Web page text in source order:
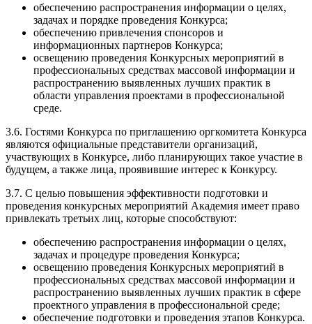
обеспечению распространения информации о целях,
задачах и порядке проведения Конкурса;
обеспечению привлечения спонсоров и
информационных партнеров Конкурса;
освещению проведения Конкурсных мероприятий в
профессиональных средствах массовой информации и
распространению выявленных лучших практик в
области управления проектами в профессиональной
среде.
3.6. Гостями Конкурса по приглашению оргкомитета Конкурса
являются официальные представители организаций,
участвующих в Конкурсе, либо планирующих такое участие в
будущем, а также лица, проявившие интерес к Конкурсу.
3.7. С целью повышения эффективности подготовки и
проведения конкурсных мероприятий Академия имеет право
привлекать третьих лиц, которые способствуют:
обеспечению распространения информации о целях,
задачах и процедуре проведения Конкурса;
освещению проведения Конкурсных мероприятий в
профессиональных средствах массовой информации и
распространению выявленных лучших практик в сфере
проектного управления в профессиональной среде;
обеспечение подготовки и проведения этапов Конкурса.